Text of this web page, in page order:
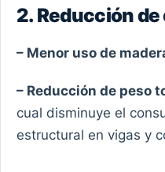
2. Reducción
– Menor uso de
– Reducción de peso
cual disminuye el
estructural en vigas y